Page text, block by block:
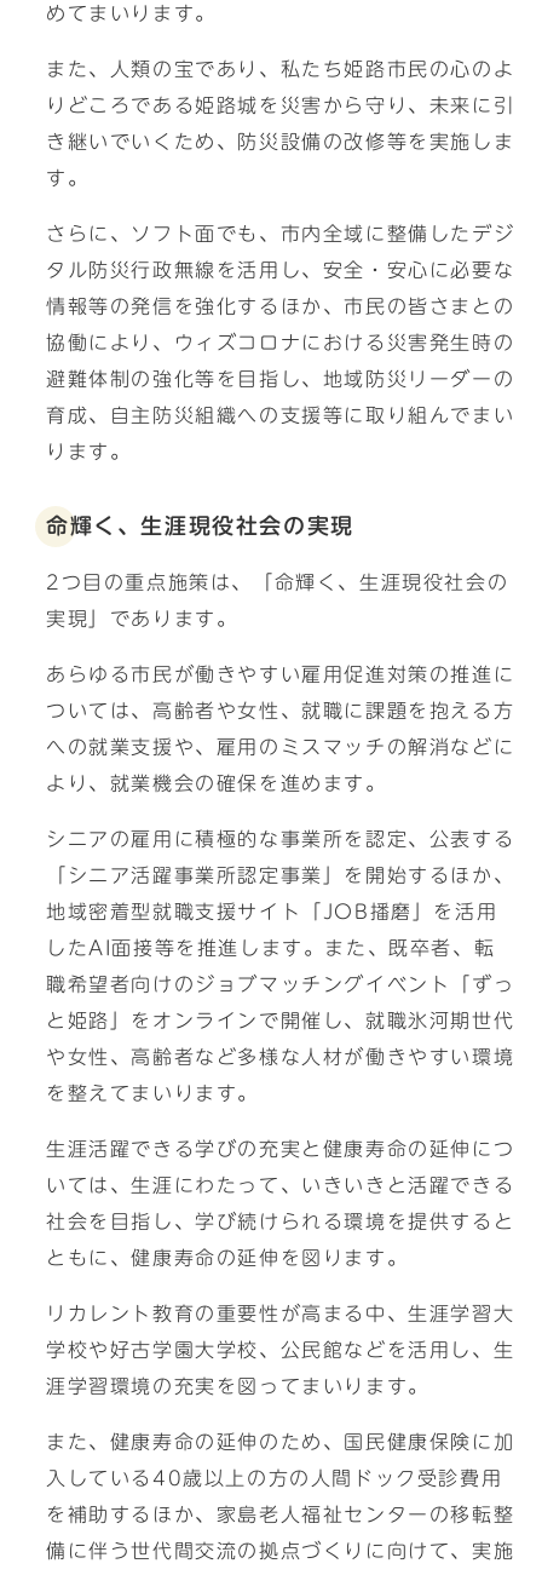
めてまいります。
また、人類の宝であり、私たち姫路市民の心のよ
りどころである姫路城を災害から守り、未来に引
き継いでいくため、防災設備の改修等を実施しま
す。
さらに、ソフト面でも、市内全域に整備したデジ
タル防災行政無線を活用し、安全・安心に必要な
情報等の発信を強化するほか、市民の皆さまとの
協働により、ウィズコロナにおける災害発生時の
避難体制の強化等を目指し、地域防災リーダーの
育成、自主防災組織への支援等に取り組んでまい
ります。
命輝く、生涯現役社会の実現
2つ目の重点施策は、「命輝く、生涯現役社会の
実現」であります。
あらゆる市民が働きやすい雇用促進対策の推進に
ついては、高齢者や女性、就職に課題を抱える方
への就業支援や、雇用のミスマッチの解消などに
より、就業機会の確保を進めます。
シニアの雇用に積極的な事業所を認定、公表する
「シニア活躍事業所認定事業」を開始するほか、
地域密着型就職支援サイト「JOB播磨」を活用
したAI面接等を推進します。また、既卒者、転
職希望者向けのジョブマッチングイベント「ずっ
と姫路」をオンラインで開催し、就職氷河期世代
や女性、高齢者など多様な人材が働きやすい環境
を整えてまいります。
生涯活躍できる学びの充実と健康寿命の延伸につ
いては、生涯にわたって、いきいきと活躍できる
社会を目指し、学び続けられる環境を提供すると
ともに、健康寿命の延伸を図ります。
リカレント教育の重要性が高まる中、生涯学習大
学校や好古学園大学校、公民館などを活用し、生
涯学習環境の充実を図ってまいります。
また、健康寿命の延伸のため、国民健康保険に加
入している40歳以上の方の人間ドック受診費用
を補助するほか、家島老人福祉センターの移転整
備に伴う世代間交流の拠点づくりに向けて、実施